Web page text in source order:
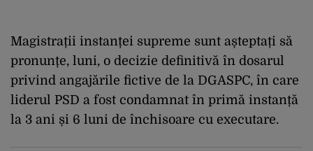
Magistrații instanței supreme sunt așteptați să
pronunțe, luni, o decizie definitivă în dosarul
privind angajările fictive de la DGASPC, în care
liderul PSD a fost condamnat în primă instanță
la 3 ani și 6 luni de închisoare cu executare.